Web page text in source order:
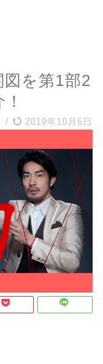
を第1部2
/ 2019年10月6日